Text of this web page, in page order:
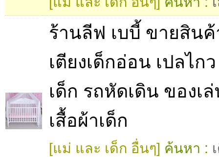
ร้านลีฟ เบบี้ ขายสินค้
เตียงเด็กอ่อน เปลไก
เด็ก รถหัดเดิน ของเ
เสื้อผ้าเด็ก
[แม่ และ เด็ก อื่นๆ] ค้นหา :